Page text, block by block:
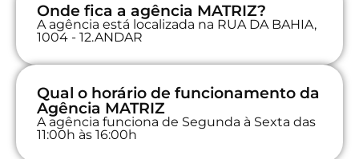
Onde fica a agência MATRIZ?
A agência está localizada na RUA DA BAHIA,
1004 - 12.ANDAR
Qual o horário de funcionamento da
Agência MATRIZ
A agência funciona de Segunda à Sexta das
11:00h às 16:00h